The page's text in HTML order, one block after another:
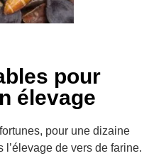
pour
élevage
pour une dizaine
l’élevage de vers de farine.